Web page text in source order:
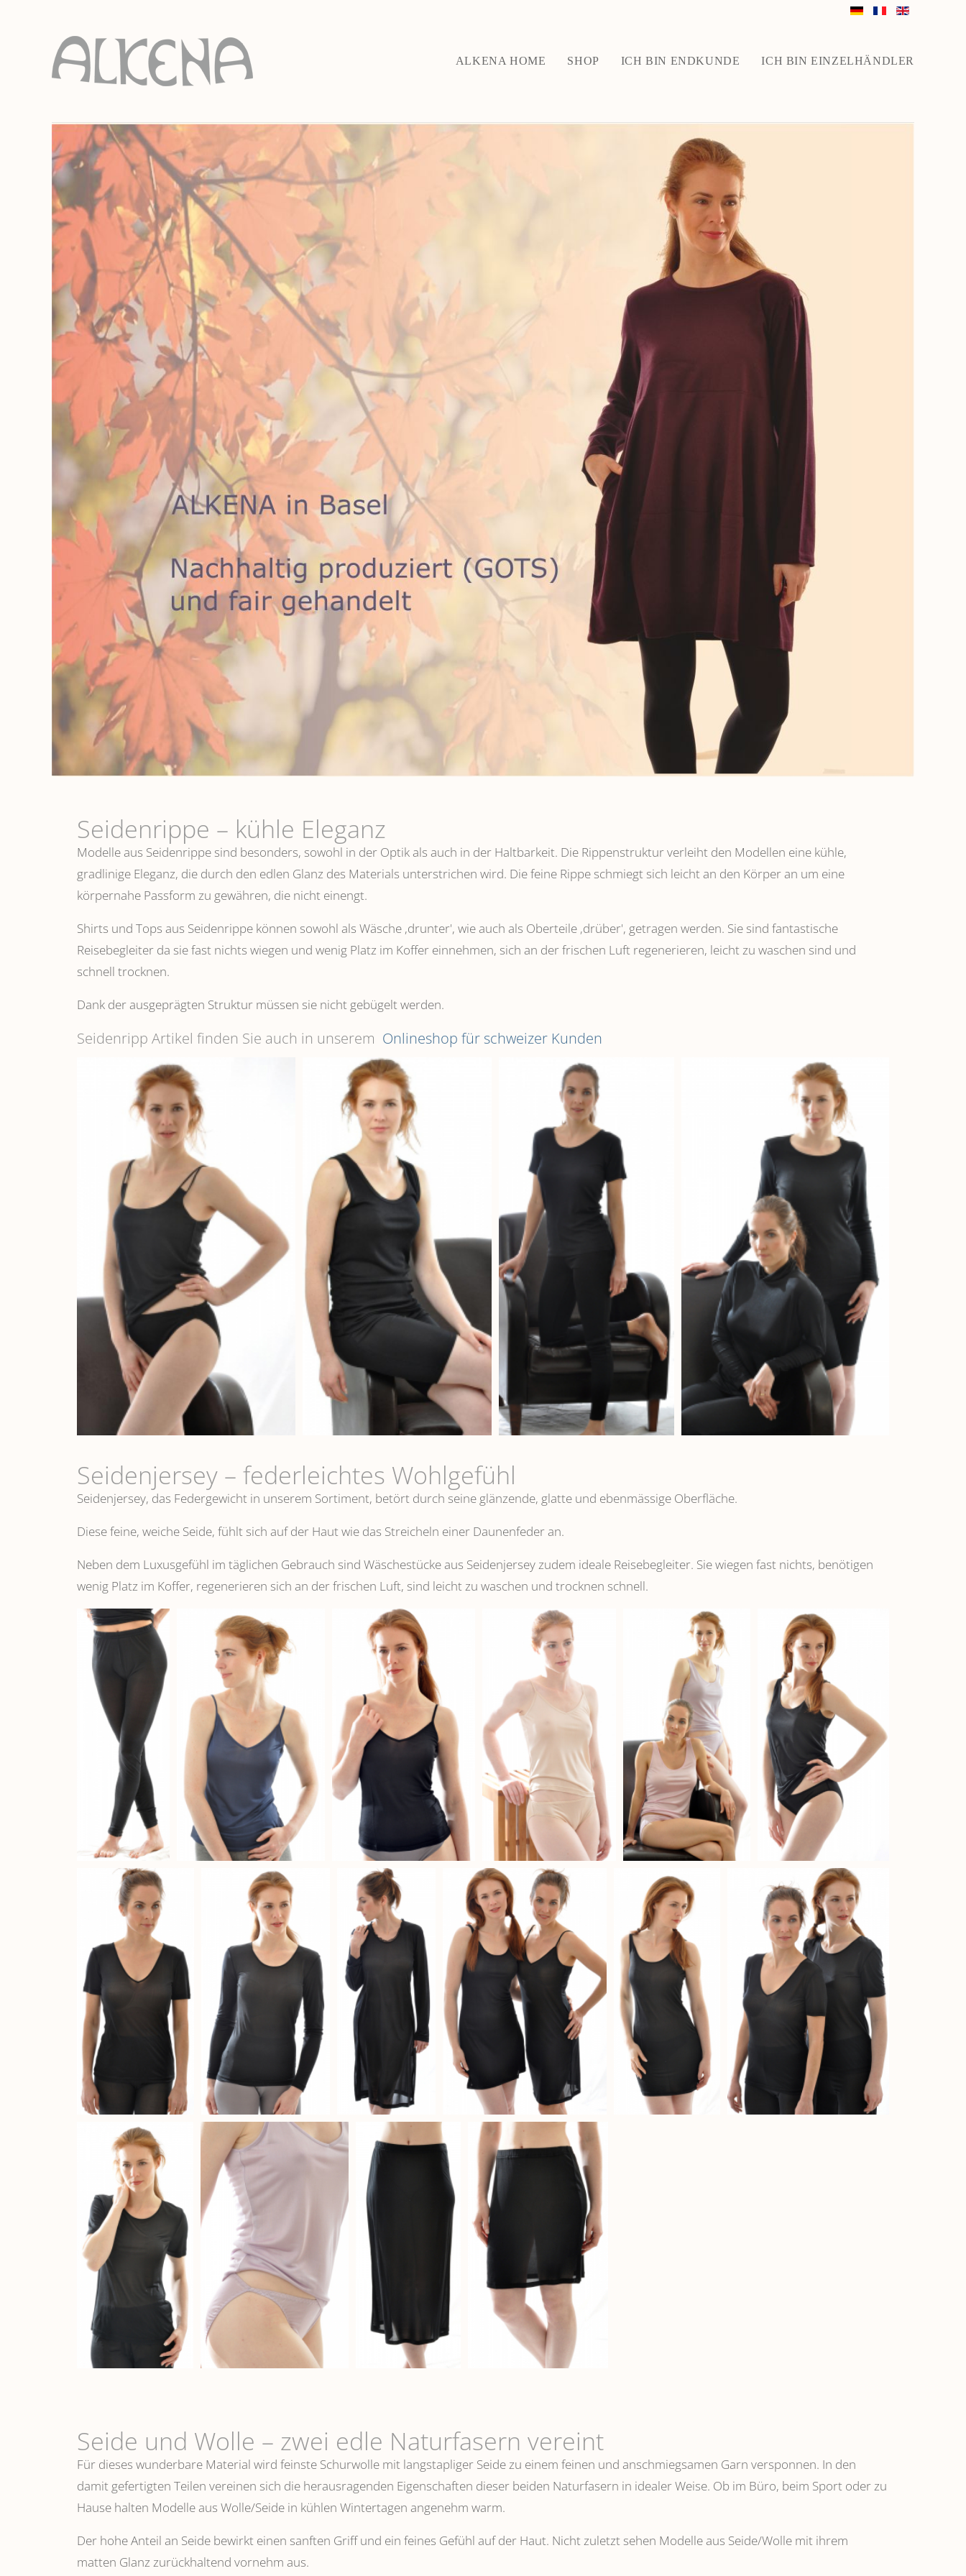
ALKENA HOME SHOP ICH BIN ENDKUNDE ICH BIN EINZELHÄNDLER
Seidenrippe­ – kühle Eleganz
Modelle aus Seidenrippe sind besonders, sowohl in der Optik als auch in der Haltbarkeit. Die Rippenstruktur verleiht den Modellen eine kühle,
gradlinige Eleganz, die durch den edlen Glanz des Materials unterstrichen wird. Die feine Rippe schmiegt sich leicht an den Körper an um eine
körpernahe Passform zu gewähren, die nicht einengt.
Shirts und Tops aus Seidenrippe können sowohl als Wäsche ,drunter', wie auch als Oberteile ‚drüber', getragen werden. Sie sind fantastische
Reisebegleiter da sie fast nichts wiegen und wenig Platz im Koffer einnehmen, sich an der frischen Luft regenerieren, leicht zu waschen sind und
schnell trocknen.
Dank der ausgeprägten Struktur müssen sie nicht gebügelt werden.
Seidenripp Artikel finden Sie auch in unserem Onlineshop für schweizer Kunden
Seidenjersey – federleichtes Wohlgefühl
Seidenjersey, das Federgewicht in unserem Sortiment, betört durch seine glänzende, glatte und ebenmässige Oberfläche.
Diese feine, weiche Seide, fühlt sich auf der Haut wie das Streicheln einer Daunenfeder an.
Neben dem Luxusgefühl im täglichen Gebrauch sind Wäschestücke aus Seidenjersey zudem ideale Reisebegleiter. Sie wiegen fast nichts, benötigen
wenig Platz im Koffer, regenerieren sich an der frischen Luft, sind leicht zu waschen und trocknen schnell.
Seide und Wolle – zwei edle Naturfasern vereint
Für dieses wunderbare Material wird feinste Schurwolle mit langstapliger Seide zu einem feinen und anschmiegsamen Garn versponnen. In den
damit gefertigten Teilen vereinen sich die herausragenden Eigenschaften dieser beiden Naturfasern in idealer Weise. Ob im Büro, beim Sport oder zu
Hause halten Modelle aus Wolle/Seide in kühlen Wintertagen angenehm warm.
Der hohe Anteil an Seide bewirkt einen sanften Griff und ein feines Gefühl auf der Haut. Nicht zuletzt sehen Modelle aus Seide/Wolle mit ihrem
matten Glanz zurückhaltend vornehm aus.